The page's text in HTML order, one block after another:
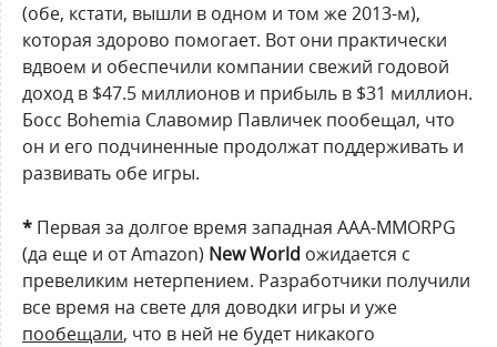
(обе, кстати, вышли в одном и том же 2013-м),
которая здорово помогает. Вот они практически
вдвоем и обеспечили компании свежий годовой
доход в $47.5 миллионов и прибыль в $31 миллион.
Босс Bohemia Славомир Павличек пообещал, что
он и его подчиненные продолжат поддерживать и
развивать обе игры.
* Первая за долгое время западная ААА-MMORPG
(да еще и от Amazon) New World ожидается с
превеликим нетерпением. Разработчики получили
все время на свете для доводки игры и уже
пообещали, что в ней не будет никакого